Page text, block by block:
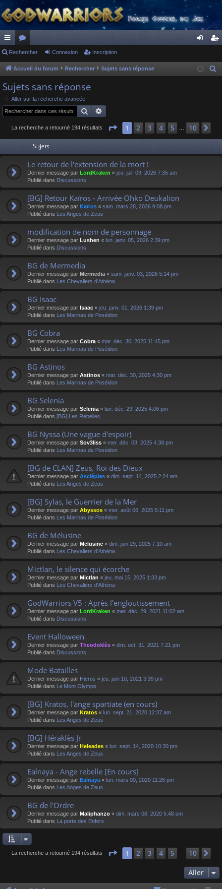
ac
co
ur
ci
s
or
u
s
ne cri
Rechercher Connexion Inscription
Accueil du forum Rechercher Sujets sans réponse
e
Sujets sans réponse
Aller sur la recherche avancée
Rechercher
La recherche a retourné 194 résultats Page 1sur 10
1 2 3 4 5 10
Sujets
Le retour de l'extension de la mort !
Dernier message par LordKraken « jeu. juil. 09, 2026 7:35 am
Publié dans Discussions
[BG] Retour Kaïros - Arrivée Ohko Deukalion
Dernier message par Kaïros « sam. mars 28, 2026 9:08 pm
Publié dans Les Anges de Zeus
modification de nom de personnage
Dernier message par Lushen « lun. janv. 05, 2026 2:39 pm
Publié dans Discussions
BG de Mermedia
Dernier message par Mermedia « sam. janv. 03, 2026 5:14 pm
Publié dans Les Chevaliers d'Athéna
BG Isaac
Dernier message par Isaac « jeu. janv. 01, 2026 1:39 pm
Publié dans Les Marinas de Poséidon
BG Cobra
Dernier message par Cobra « mar. déc. 30, 2025 11:45 pm
Publié dans Les Marinas de Poséidon
BG Astinos
Dernier message par Astinos « mar. déc. 30, 2025 4:30 pm
Publié dans Les Marinas de Poséidon
BG Selenia
Dernier message par Selenia « lun. déc. 29, 2025 4:06 pm
Publié dans [BG] Les Rebelles
BG Nyssa (Une vague d'espoir)
Dernier message par Sov3liss « mer. déc. 03, 2025 4:38 pm
Publié dans Les Marinas de Poséidon
[BG de CLAN] Zeus, Roi des Dieux
Dernier message par Asclépias « dim. sept. 14, 2025 2:24 am
Publié dans Les Anges de Zeus
[BG] Sylas, le Guerrier de la Mer
Dernier message par Abyssos « mer. août 06, 2025 5:11 pm
Publié dans Les Marinas de Poséidon
BG de Mélusine
Dernier message par Melusine « dim. juin 29, 2025 7:10 am
Publié dans Les Chevaliers d'Athéna
Mictlan, le silence qui écorche
Dernier message par Mictlan « jeu. mai 15, 2025 1:33 pm
Publié dans Les Chevaliers d'Athéna
GodWarriors V5 : Après l'engloutissement
Dernier message par LordKraken « mer. déc. 29, 2021 11:02 am
Publié dans Discussions
Event Halloween
Dernier message par Theodoklès « dim. oct. 31, 2021 7:21 pm
Publié dans Discussions
Mode Batailles
Dernier message par Hieros « jeu. juin 10, 2021 3:39 pm
Publié dans Le Mont Olympe
[BG] Kratos, l'ange spartiate (en cours)
Dernier message par Kratos « lun. sept. 21, 2020 12:37 am
Publié dans Les Anges de Zeus
[BG] Héraklès Jr
Dernier message par Heleades « lun. sept. 14, 2020 10:30 pm
Publié dans Les Anges de Zeus
Ealnaya - Ange rebelle [En cours]
Dernier message par Ealnaya « lun. mars 09, 2020 11:26 pm
Publié dans Les Anges de Zeus
BG de l'Ordre
Dernier message par Maliphanzo « dim. mars 08, 2020 5:48 pm
Publié dans La porte des Enfers
La recherche a retourné 194 résultats Page 1sur 10
1 2 3 4 5 10
Aller